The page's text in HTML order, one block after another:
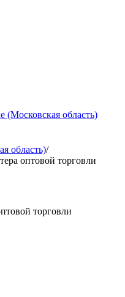
(Московская область)
область)/
оптовой торговли
торговли